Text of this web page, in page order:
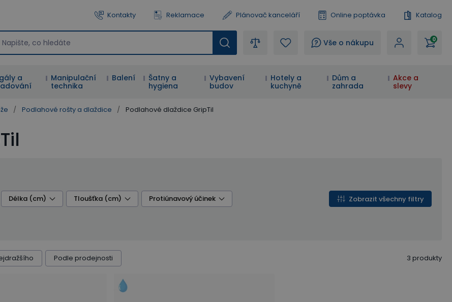
Kontakty Reklamace Plánovač kanceláří Online poptávka Katalog
? Vše o nákupu 0
a
Manipulační
technika
Balení
Šatny a
hygiena
Vybavení
budov
Hotely a
kuchyně
Dům a
zahrada
Akce a
slevy
/ Podlahové rošty a dlaždice / Podlahové dlaždice GripTil
Délka (cm) Tloušťka (cm) Protiúnavový účinek Zobrazit všechny filtry
Podle prodejnosti 3 produkty